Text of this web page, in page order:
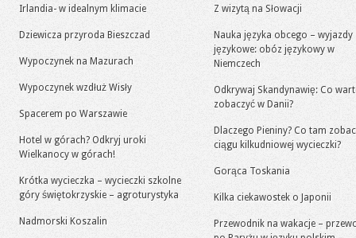
Irlandia- w idealnym klimacie
Dziewicza przyroda Bieszczad
Wypoczynek na Mazurach
Wypoczynek wzdłuż Wisły
Spacerem po Warszawie
Hotel w górach? Odkryj uroki
Wielkanocy w górach!
Krótka wycieczka – wycieczki szkolne
góry świętokrzyskie – agroturystyka
Nadmorski Koszalin
Z wizytą na Słowacji
Nauka języka obcego – wyjazdy
językowe: obóz językowy w
Niemczech
Odkrywaj Skandynawię: Co
zobaczyć w Danii?
Dlaczego Pieniny? Co tam
ciągu kilkudniowej wycieczki?
Gorąca Toskania
Kilka ciekawostek o Japonii
Przewodnik na wakacje –